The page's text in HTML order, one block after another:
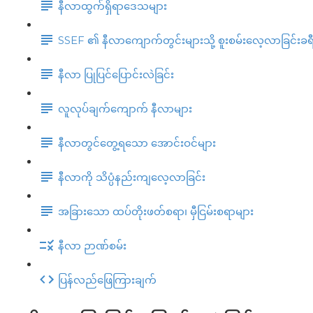
နီလာထွက်ရှိရာဒေသများ
SSEF ၏ နီလာကျောက်တွင်းများသို့ စူးစမ်းလေ့လာခြင်းခရီ
နီလာ ပြုပြင်ပြောင်းလဲခြင်း
လူလုပ်ချက်ကျောက် နီလာများ
နီလာတွင်တွေ့ရသော အောင်းဝင်များ
နီလာကို သိပ္ပံနည်းကျလေ့လာခြင်း
အခြားသော ထပ်တိုးဖတ်စရာ၊ မှီငြမ်းစရာများ
နီလာ ဉာဏ်စမ်း
ပြန်လည်ဖြေကြားချက်